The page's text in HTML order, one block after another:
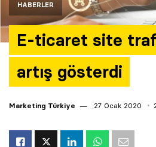
HABERLER
E-ticaret site
artış gösterdi
Marketing Türkiye 27 Ocak 2020